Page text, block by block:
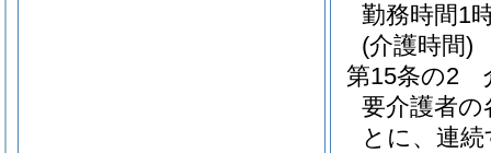
勤務時間1
(介護時間)
第15条の2
要介護者
とに、連